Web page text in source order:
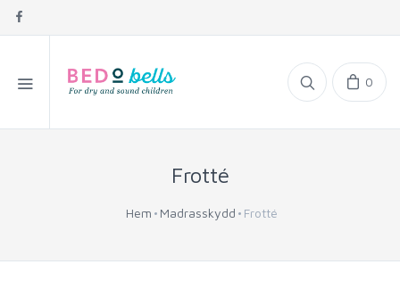
0
Frotté
Hem Madrasskydd Frotté